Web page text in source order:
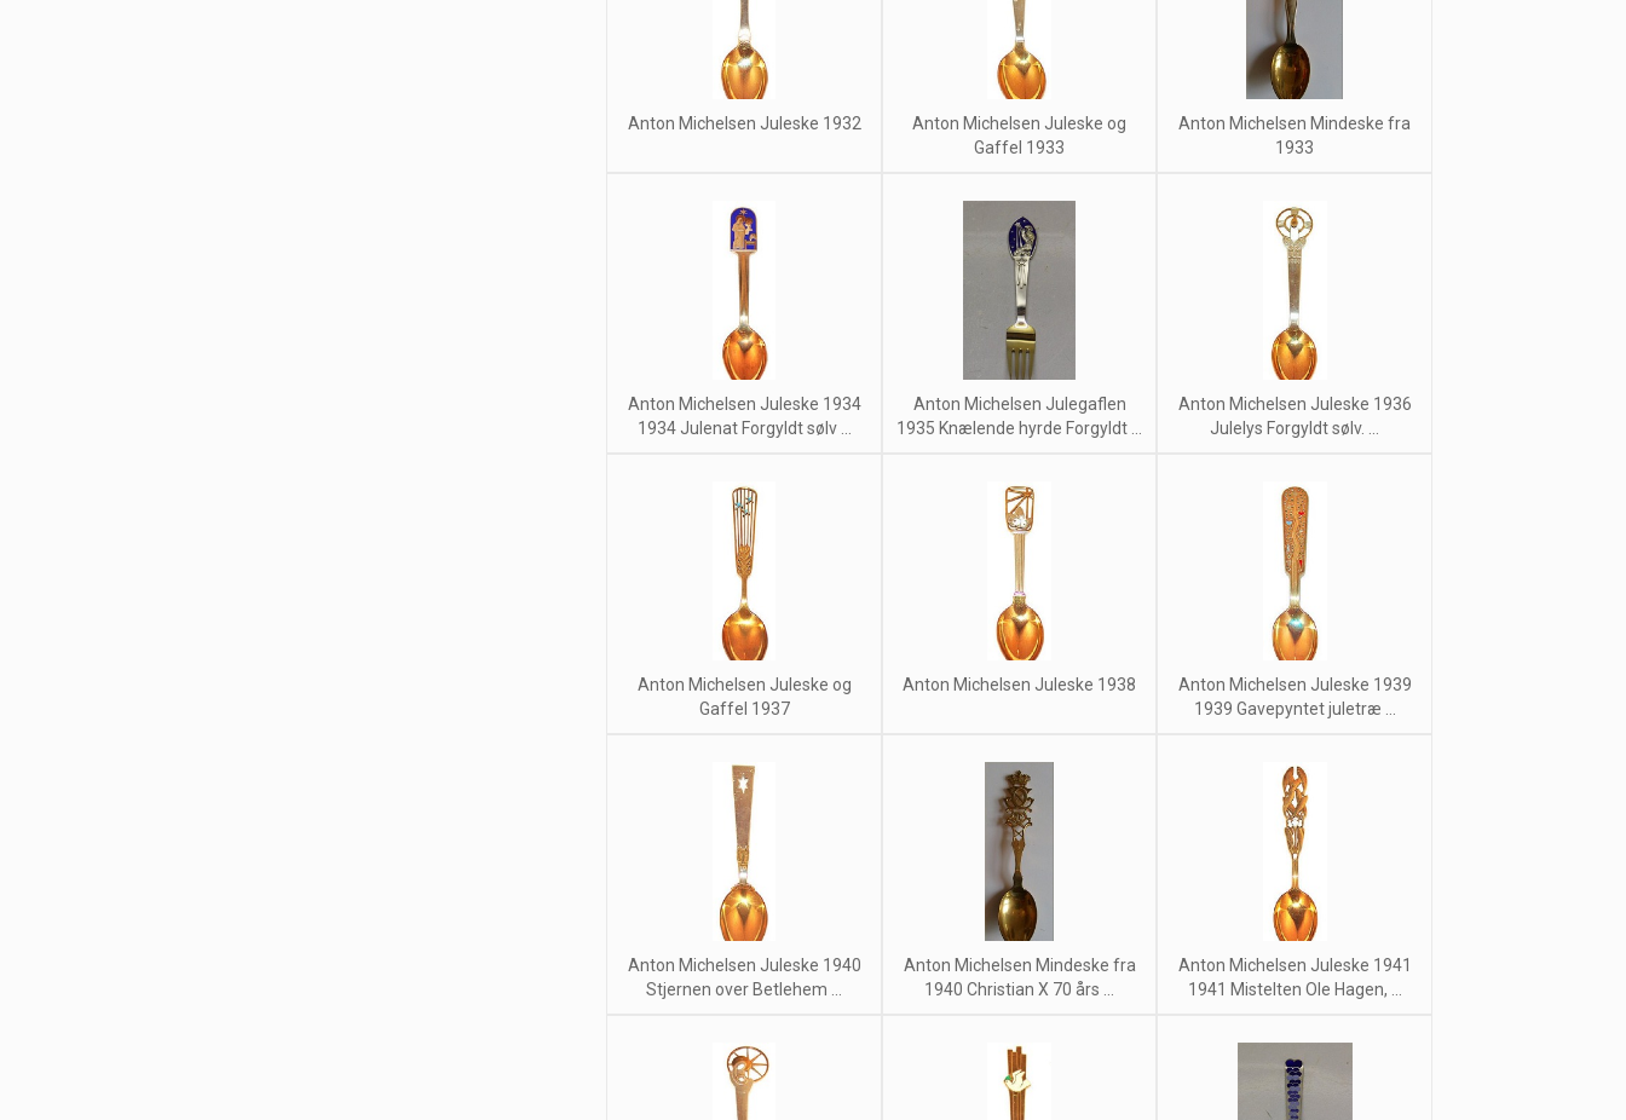
Anton Michelsen Juleske 1932
Anton Michelsen Juleske og
Gaffel 1933
Anton Michelsen Mindeske fra
1933
Anton Michelsen Juleske 1934
1934 Julenat Forgyldt sølv ...
Anton Michelsen Julegaflen
1935 Knælende hyrde Forgyldt ...
Anton Michelsen Juleske 1936
Julelys Forgyldt sølv. ...
Anton Michelsen Juleske og
Gaffel 1937
Anton Michelsen Juleske 1938
Anton Michelsen Juleske 1939
1939 Gavepyntet juletræ ...
Anton Michelsen Juleske 1940
Stjernen over Betlehem ...
Anton Michelsen Mindeske fra
1940 Christian X 70 års ...
Anton Michelsen Juleske 1941
1941 Mistelten Ole Hagen, ...